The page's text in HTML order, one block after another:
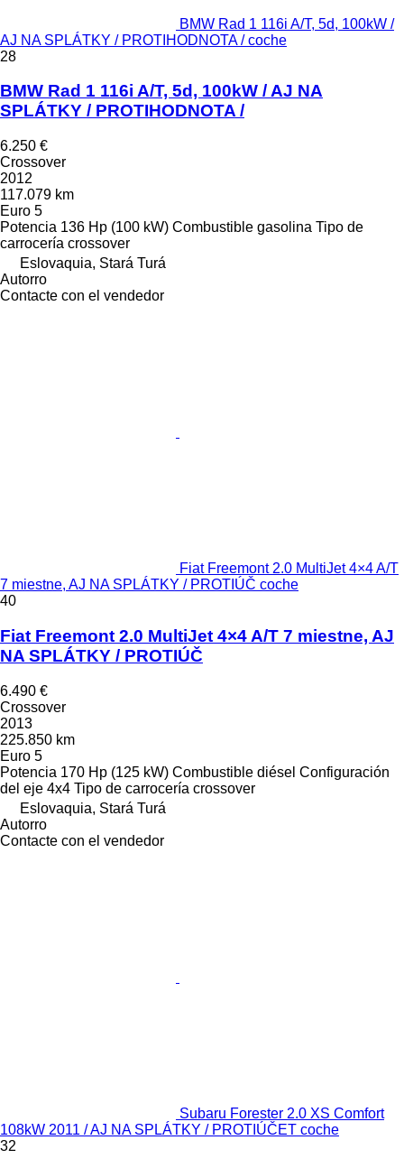
BMW Rad 1 116i A/T, 5d, 100kW /
AJ NA SPLÁTKY / PROTIHODNOTA / coche
28
BMW Rad 1 116i A/T, 5d, 100kW / AJ NA
SPLÁTKY / PROTIHODNOTA /
6.250 €
Crossover
2012
117.079 km
Euro 5
Potencia 136 Hp (100 kW) Combustible gasolina Tipo de
carrocería crossover
Eslovaquia, Stará Turá
Autorro
Contacte con el vendedor
Fiat Freemont 2.0 MultiJet 4×4 A/T
7 miestne, AJ NA SPLÁTKY / PROTIÚČ coche
40
Fiat Freemont 2.0 MultiJet 4×4 A/T 7 miestne, AJ
NA SPLÁTKY / PROTIÚČ
6.490 €
Crossover
2013
225.850 km
Euro 5
Potencia 170 Hp (125 kW) Combustible diésel Configuración
del eje 4x4 Tipo de carrocería crossover
Eslovaquia, Stará Turá
Autorro
Contacte con el vendedor
Subaru Forester 2.0 XS Comfort
108kW 2011 / AJ NA SPLÁTKY / PROTIÚČET coche
32